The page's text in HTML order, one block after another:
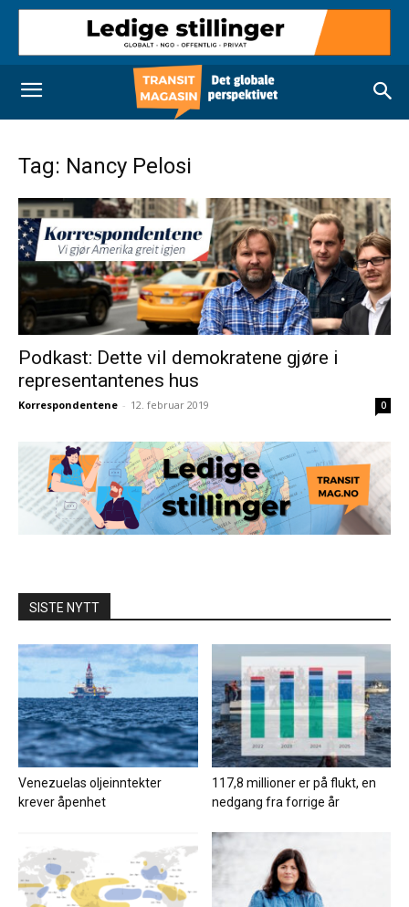
Tag: Nancy Pelosi
Podkast: Dette vil demokratene gjøre i
representantenes hus
Korrespondentene - 12. februar 2019 0
SISTE NYTT
Venezuelas oljeinntekter
krever åpenhet
117,8 millioner er på flukt, en
nedgang fra forrige år